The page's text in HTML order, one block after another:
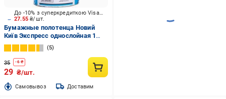
27.55₴/шт.
До -10% з суперкредиткою Visa Вигода
Бумажные полотенца Новий
Київ Экспресс однослойная 1
шт.
5
35 -6₴
29 ₴/шт.
Cамовывоз Доставим